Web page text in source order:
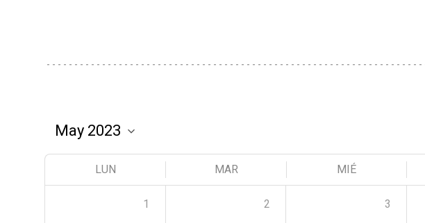
LUN MAR MIÉ
1 2 3